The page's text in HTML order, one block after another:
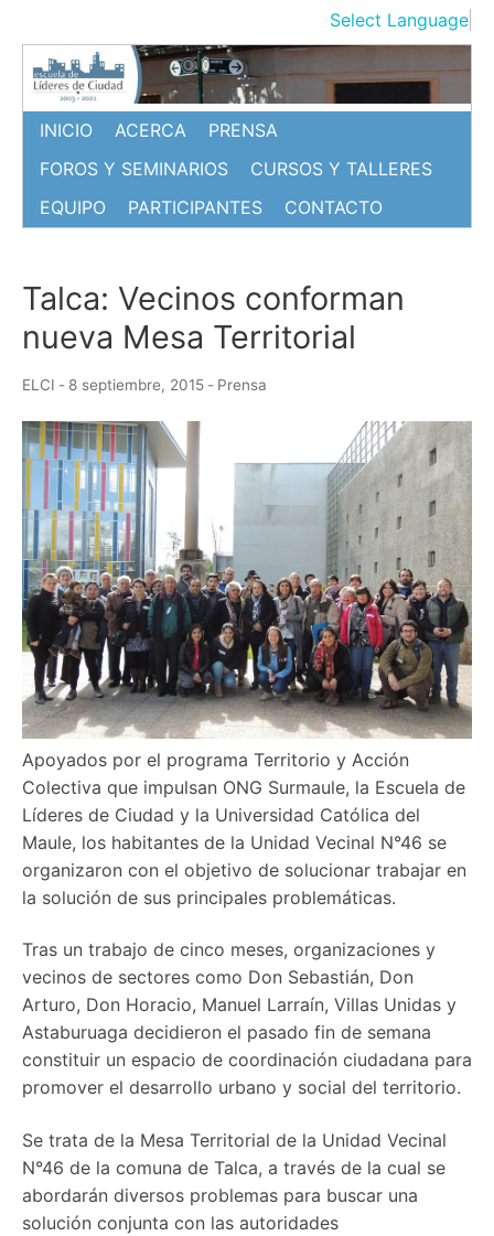
contenido
Select Language
INICIO ACERCA
PRENSA
FOROS Y SEMINARIOS
CURSOS Y TALLERES
EQUIPO
PARTICIPANTES CONTACTO
Talca: Vecinos conforman
nueva Mesa Territorial
ELCI - 8 septiembre, 2015 - Prensa
Apoyados por el programa Territorio y Acción
Colectiva que impulsan ONG Surmaule, la Escuela de
Líderes de Ciudad y la Universidad Católica del
Maule, los habitantes de la Unidad Vecinal N°46 se
organizaron con el objetivo de solucionar trabajar en
la solución de sus principales problemáticas.
Tras un trabajo de cinco meses, organizaciones y
vecinos de sectores como Don Sebastián, Don
Arturo, Don Horacio, Manuel Larraín, Villas Unidas y
Astaburuaga decidieron el pasado fin de semana
constituir un espacio de coordinación ciudadana para
promover el desarrollo urbano y social del territorio.
Se trata de la Mesa Territorial de la Unidad Vecinal
N°46 de la comuna de Talca, a través de la cual se
abordarán diversos problemas para buscar una
solución conjunta con las autoridades